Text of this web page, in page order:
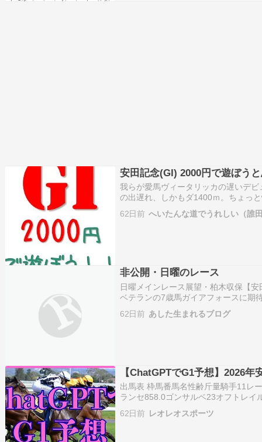
安田記念(GI) 2000円で遊ぼう
我らが愛馬ヴィータリッカの遅いデ
の出遅れ、しかもダ1400ｍ。ちょっ
で諦めずに走って10着でした。ま、
れたので、ヨシとしなければいけま
62日前 へいたんな道でうれしい（誰
非公開・日曜のレース
日曜メインレース展望・柏木収保【
ベテランの7歳馬ガイアフォースに期
3頭「安田記念」がGIの格付けにな
「マイルCS」とともに古馬マイル重
62日前 あした生まれるブログ
【ChatGPTでG1予想】2026年
出馬表 枠馬番馬名性齢斤量騎手11レ
ランセ858.0ゴンサルベ23オフトレ
558.0武豊35サクラトゥジュールセ
ーン47スズハローム牡658.…
62日前 レオレオスポーツ